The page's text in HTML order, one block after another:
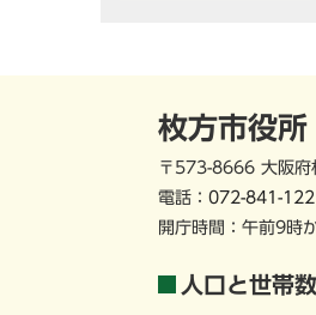
枚方市役所
〒573-8666 大阪府
電話： 072-841-
開庁時間：午前9時
人口と世帯数